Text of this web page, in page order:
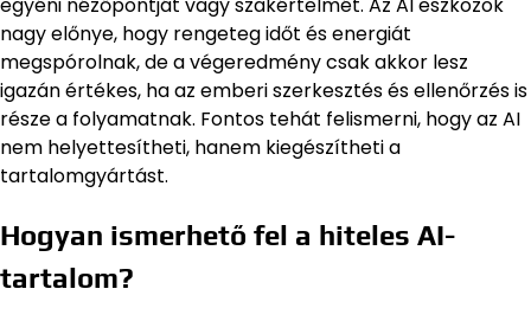
nagy előnye, hogy rengeteg időt és energiát
megspórolnak, de a végeredmény csak akkor lesz
igazán értékes, ha az emberi szerkesztés és ellenőrzés is
része a folyamatnak. Fontos tehát felismerni, hogy az AI
nem helyettesítheti, hanem kiegészítheti a
tartalomgyártást.
Hogyan ismerhető fel a hiteles AI-
tartalom?